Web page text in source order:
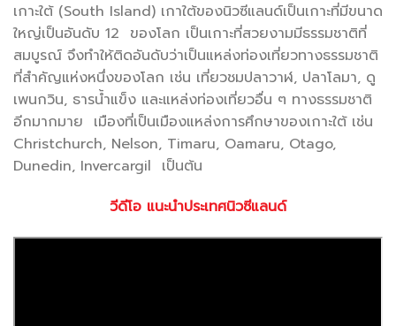
เกาะใต้ (South Island) เกาใต้ของนิวซีแลนด์เป็นเกาะที่มีขนาด
ใหญ่เป็นอันดับ 12 ของโลก เป็นเกาะที่สวยงามมีธรรมชาติที่
สมบูรณ์ จึงทำให้ติดอันดับว่าเป็นแหล่งท่องเที่ยวทางธรรมชาติ
ที่สำคัญแห่งหนึ่งของโลก เช่น เที่ยวชมปลาวาฬ, ปลาโลมา, ดู
เพนกวิน, ธารน้ำแข็ง และแหล่งท่องเที่ยวอื่น ๆ ทางธรรมชาติ
อีกมากมาย เมืองที่เป็นเมืองแหล่งการศึกษาของเกาะใต้ เช่น
Christchurch, Nelson, Timaru, Oamaru, Otago,
Dunedin, Invercargil เป็นต้น
วีดีโอ แนะนำประเทศนิวซีแลนด์